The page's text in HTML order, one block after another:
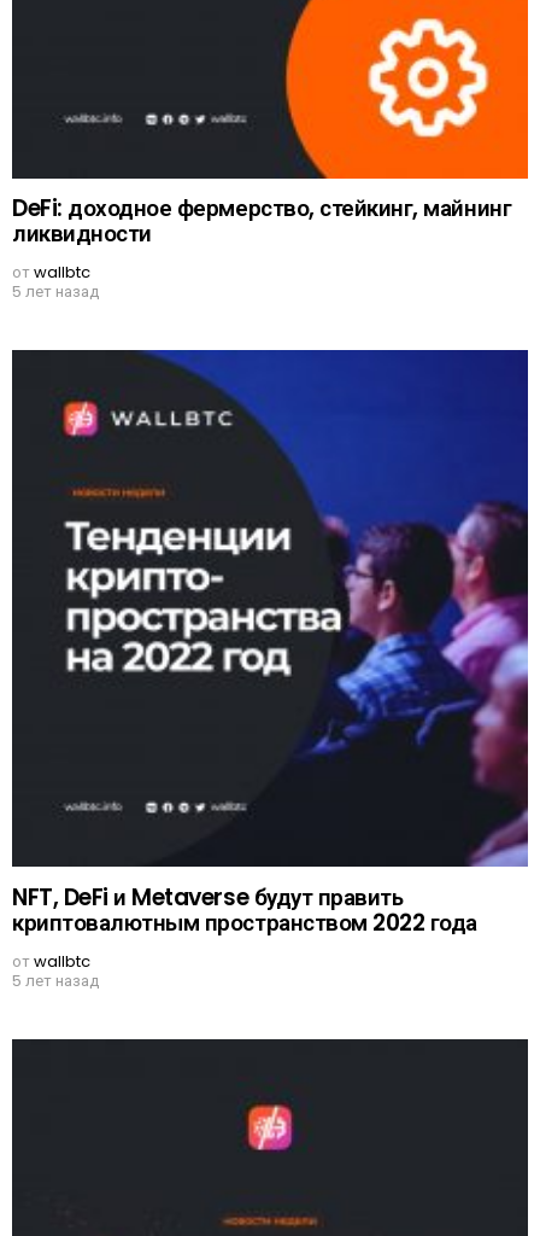
DeFi: доходное фермерство, стейкинг, майнинг
ликвидности
отwallbtc
5 лет назад
NFT, DeFi и Metaverse будут править
криптовалютным пространством 2022 года
отwallbtc
5 лет назад